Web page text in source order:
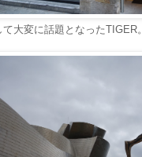
大変に話題となった